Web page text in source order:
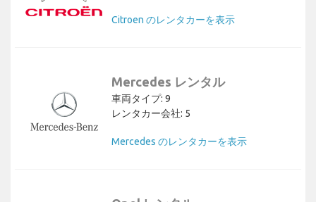
Citroen のレンタカーを表示
Mercedes レンタル
車両タイプ: 9
レンタカー会社: 5
Mercedes のレンタカーを表示